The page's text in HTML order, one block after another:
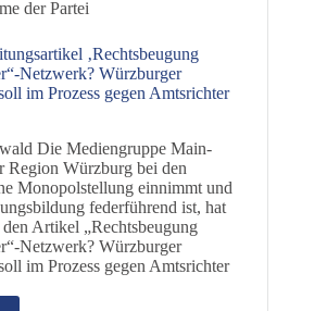
der Partei
‚Rechtsbeugung
Netzwerk? Würzburger
im Prozess gegen Amtsrichter
Die Mediengruppe Main-
Region Würzburg bei den
Monopolstellung einnimmt und
federführend ist, hat
Artikel „Rechtsbeugung
Netzwerk? Würzburger
im Prozess gegen Amtsrichter